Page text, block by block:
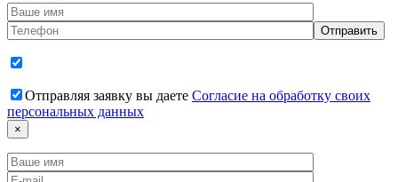
Отправляя заявку вы даете Согласие на обработку своих
персональных данных
×